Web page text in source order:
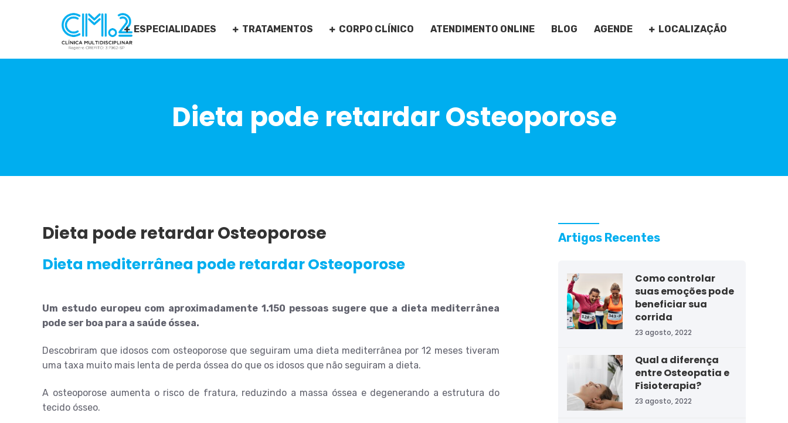
ESPECIALIDADES TRATAMENTOS CORPO CLÍNICO ATENDIMENTO ONLINE BLOG AGENDE LOCALIZAÇÃO
Dieta pode retardar Osteoporose
Dieta pode retardar Osteoporose
Dieta mediterrânea pode retardar Osteoporose
Um estudo europeu com aproximadamente 1.150 pessoas sugere que a dieta mediterrânea
pode ser boa para a saúde óssea.
Descobriram que idosos com osteoporose que seguiram uma dieta mediterrânea por 12 meses tiveram
uma taxa muito mais lenta de perda óssea do que os idosos que não seguiram a dieta.
A osteoporose aumenta o risco de fratura, reduzindo a massa óssea e degenerando a estrutura do
tecido ósseo.
Artigos Recentes
Como controlar
suas emoções pode
beneficiar sua
corrida
23 agosto, 2022
Qual a diferença
entre Osteopatia e
Fisioterapia?
23 agosto, 2022